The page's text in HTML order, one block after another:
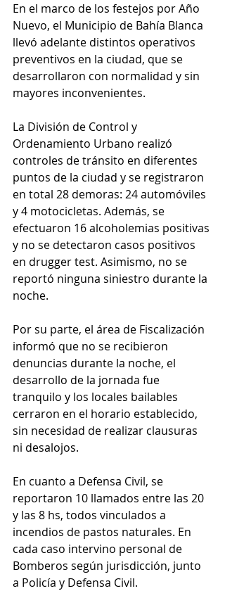
En el marco de los festejos por Año
Nuevo, el Municipio de Bahía Blanca
llevó adelante distintos operativos
preventivos en la ciudad, que se
desarrollaron con normalidad y sin
mayores inconvenientes.
La División de Control y
Ordenamiento Urbano realizó
controles de tránsito en diferentes
puntos de la ciudad y se registraron
en total 28 demoras: 24 automóviles
y 4 motocicletas. Además, se
efectuaron 16 alcoholemias positivas
y no se detectaron casos positivos
en drugger test. Asimismo, no se
reportó ninguna siniestro durante la
noche.
Por su parte, el área de Fiscalización
informó que no se recibieron
denuncias durante la noche, el
desarrollo de la jornada fue
tranquilo y los locales bailables
cerraron en el horario establecido,
sin necesidad de realizar clausuras
ni desalojos.
En cuanto a Defensa Civil, se
reportaron 10 llamados entre las 20
y las 8 hs, todos vinculados a
incendios de pastos naturales. En
cada caso intervino personal de
Bomberos según jurisdicción, junto
a Policía y Defensa Civil.